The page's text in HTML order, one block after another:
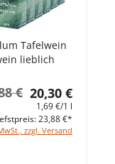
Tafelwein
lieblich
20,30 €
€
1,69 €/1 l
zzgl. Versand
23,88 €*